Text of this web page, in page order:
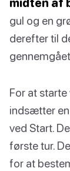
midten af
gul og en
derefter til
For at
indsætter en
ved Start.
første tur.
for at